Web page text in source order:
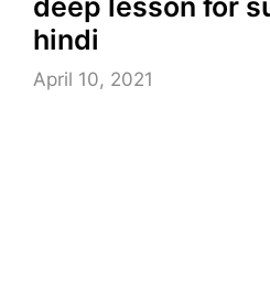
deep lesson for
hindi
April 10, 2021